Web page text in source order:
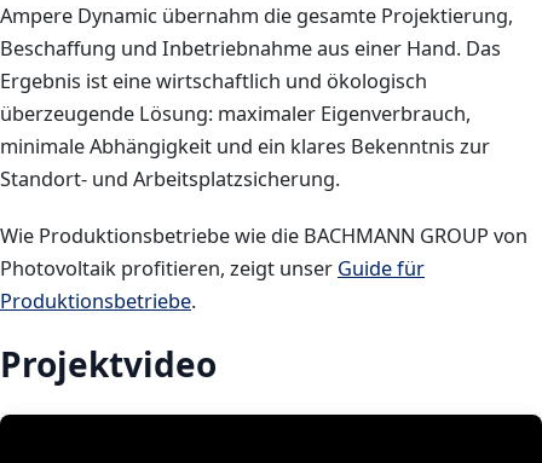
Ampere Dynamic übernahm die gesamte Projektierung,
Beschaffung und Inbetriebnahme aus einer Hand. Das
Ergebnis ist eine wirtschaftlich und ökologisch
überzeugende Lösung: maximaler Eigenverbrauch,
minimale Abhängigkeit und ein klares Bekenntnis zur
Standort- und Arbeitsplatzsicherung.
Wie Produktionsbetriebe wie die BACHMANN GROUP von
Photovoltaik profitieren, zeigt unser Guide für
Produktionsbetriebe.
Projektvideo